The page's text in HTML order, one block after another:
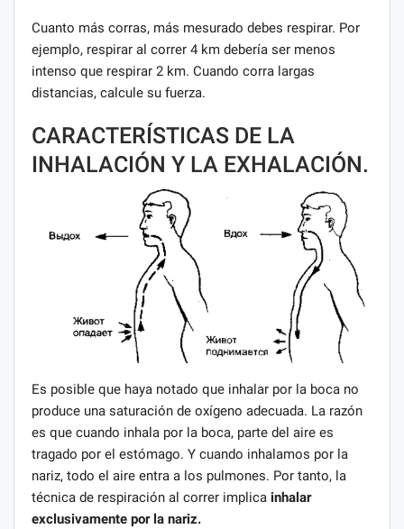
Cuanto más corras, más mesurado debes respirar. Por
ejemplo, respirar al correr 4 km debería ser menos
intenso que respirar 2 km. Cuando corra largas
distancias, calcule su fuerza.
CARACTERÍSTICAS DE LA
INHALACIÓN Y LA EXHALACIÓN.
Es posible que haya notado que inhalar por la boca no
produce una saturación de oxígeno adecuada. La razón
es que cuando inhala por la boca, parte del aire es
tragado por el estómago. Y cuando inhalamos por la
nariz, todo el aire entra a los pulmones. Por tanto, la
técnica de respiración al correr implica inhalar
exclusivamente por la nariz.